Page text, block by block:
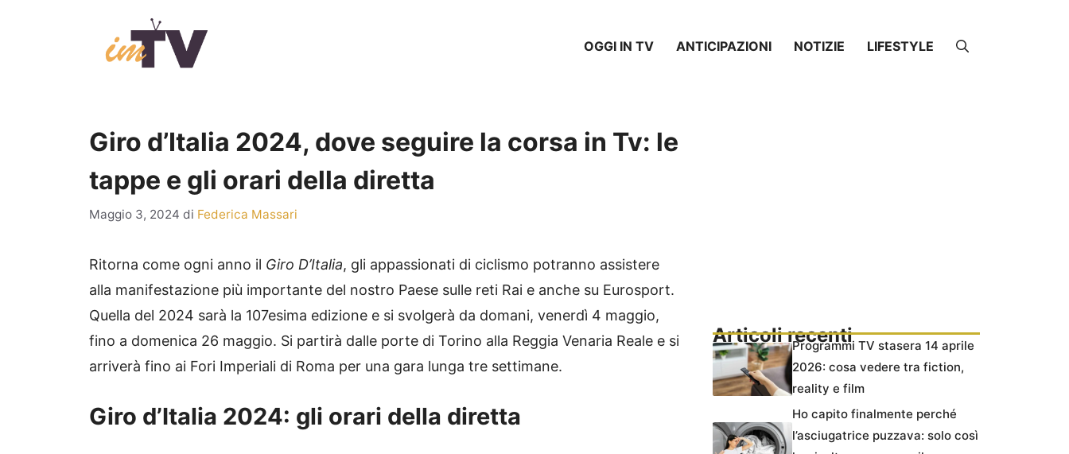
OGGI IN TV ANTICIPAZIONI NOTIZIE LIFESTYLE
Giro d’Italia 2024, dove seguire la corsa in Tv: le
tappe e gli orari della diretta
Maggio 3, 2024 di Federica Massari
Ritorna come ogni anno il Giro D’Italia, gli appassionati di ciclismo potranno assistere
alla manifestazione più importante del nostro Paese sulle reti Rai e anche su Eurosport.
Quella del 2024 sarà la 107esima edizione e si svolgerà da domani, venerdì 4 maggio,
fino a domenica 26 maggio. Si partirà dalle porte di Torino alla Reggia Venaria Reale e si
arriverà fino ai Fori Imperiali di Roma per una gara lunga tre settimane.
Giro d’Italia 2024: gli orari della diretta
Articoli recentiProgrammi TV stasera 14 aprile
2026: cosa vedere tra fiction,
reality e film
Ho capito finalmente perché
l’asciugatrice puzzava: solo così